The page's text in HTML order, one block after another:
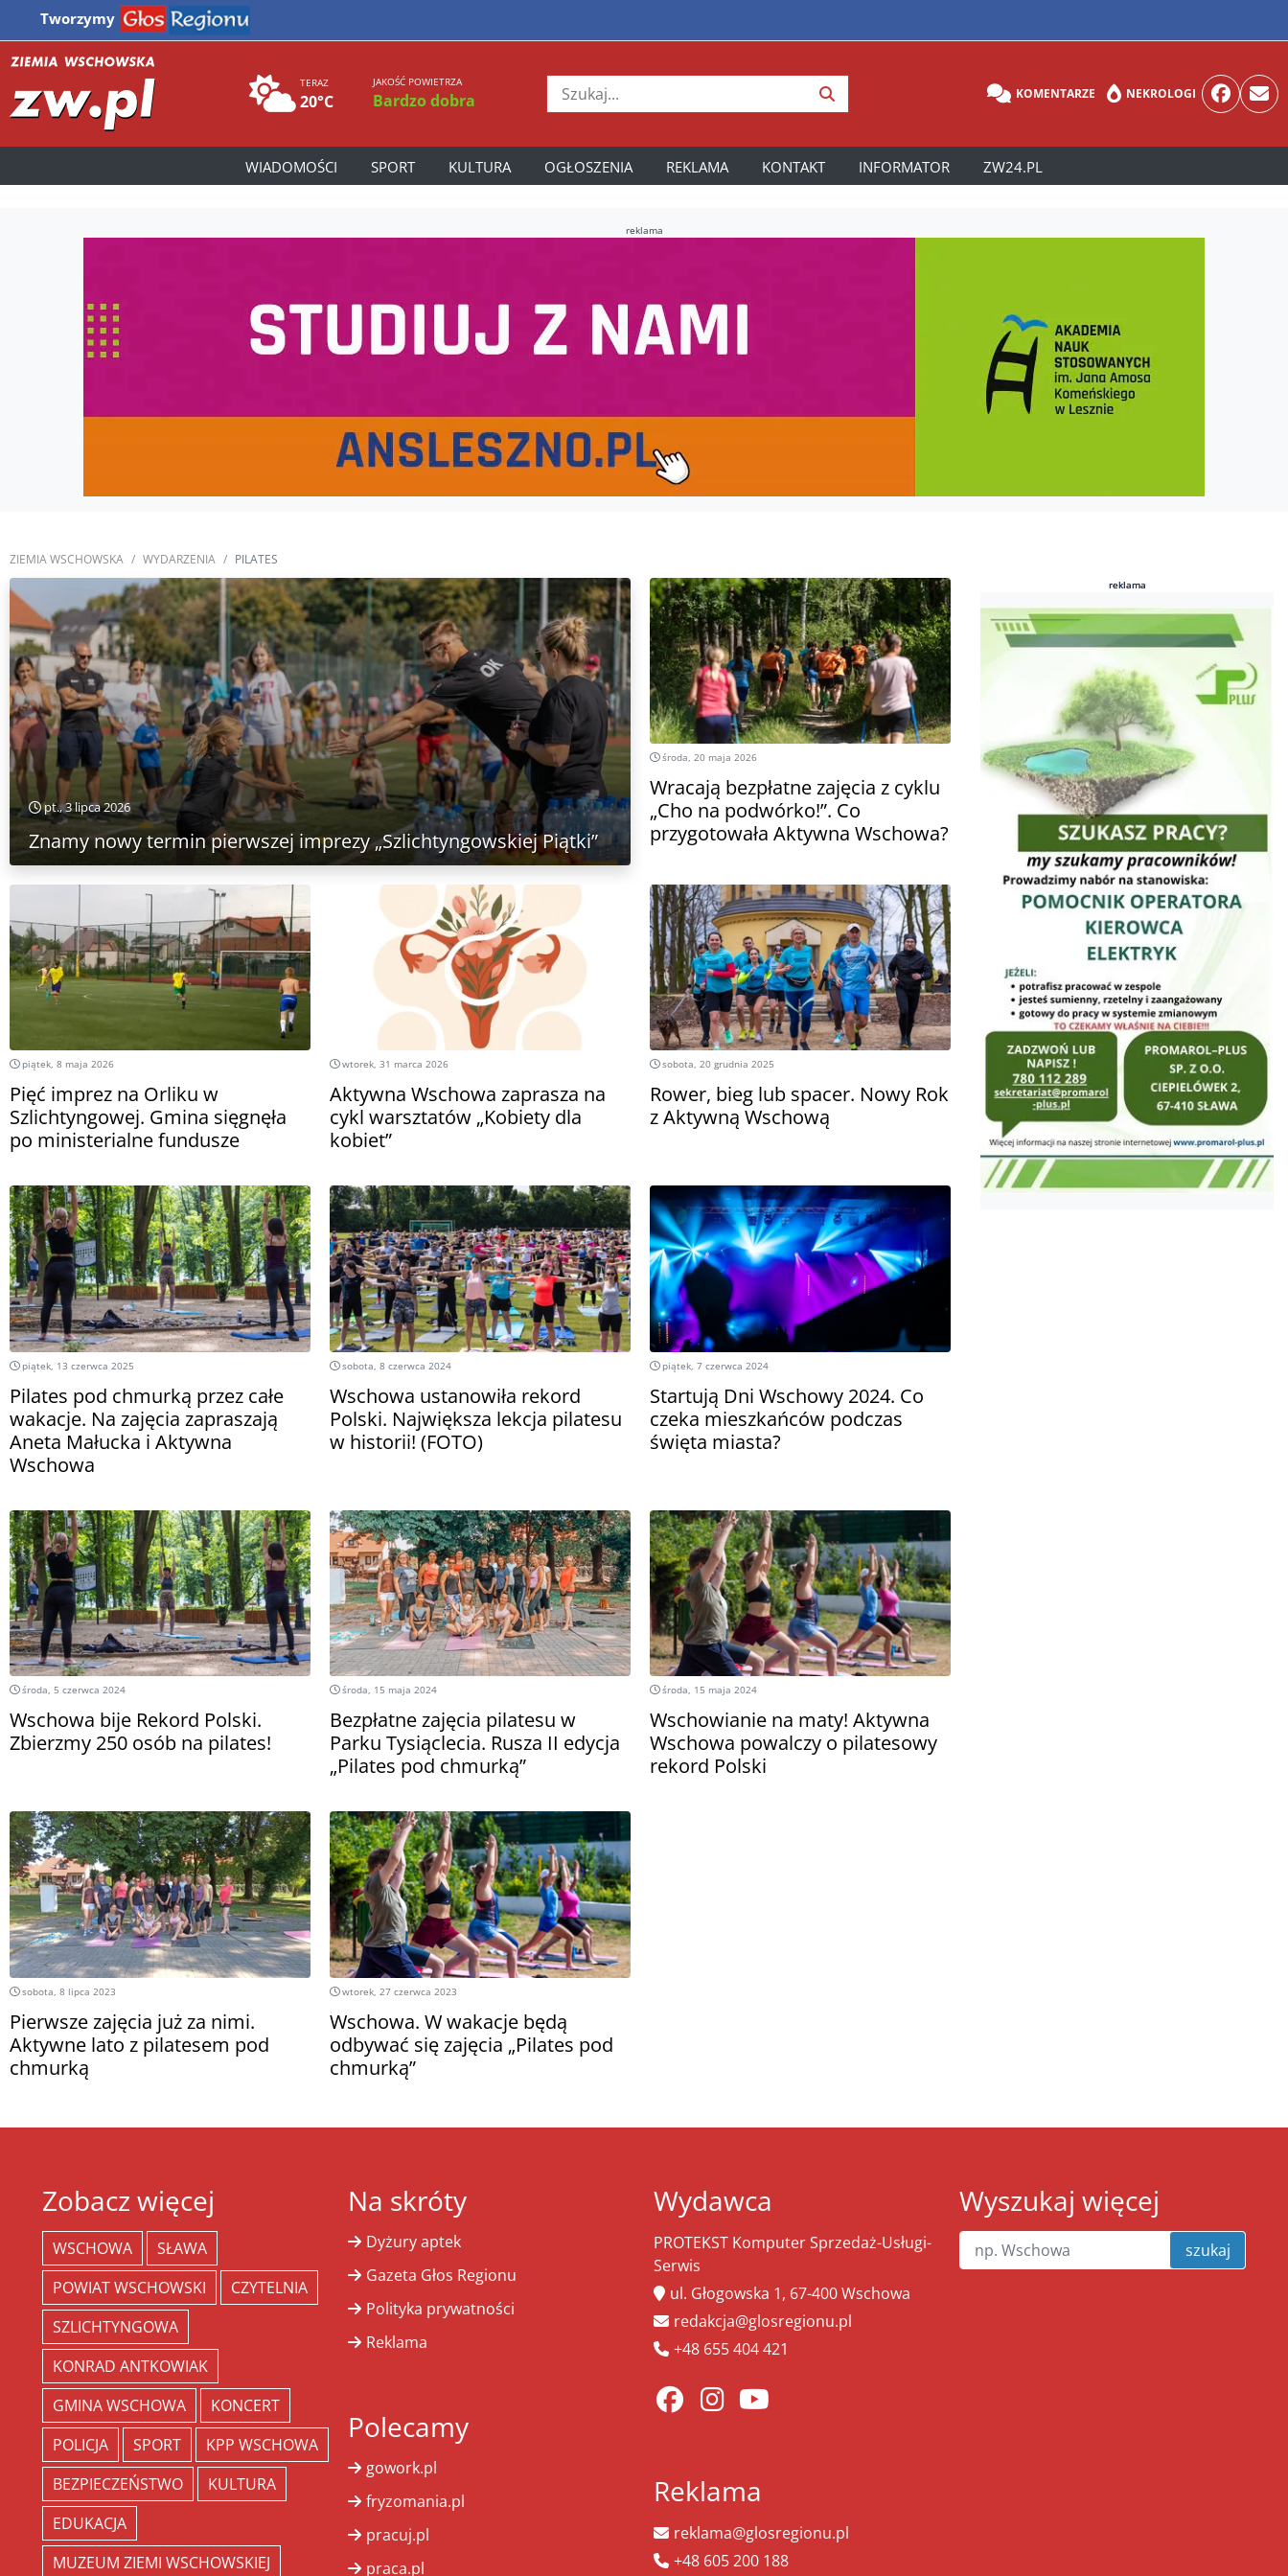
Tworzymy
TERAZ
20°C
JAKOŚĆ POWIETRZA
Bardzo dobra KOMENTARZE NEKROLOGI
WIADOMOŚCI SPORT KULTURA OGŁOSZENIA REKLAMA KONTAKT INFORMATOR ZW24.PL
reklama
ZIEMIA WSCHOWSKA WYDARZENIA PILATES
pt., 3 lipca 2026
Znamy nowy termin pierwszej imprezy „Szlichtyngowskiej Piątki”
środa, 20 maja 2026
Wracają bezpłatne zajęcia z cyklu
„Cho na podwórko!”. Co
przygotowała Aktywna Wschowa?
piątek, 8 maja 2026
Pięć imprez na Orliku w
Szlichtyngowej. Gmina sięgnęła
po ministerialne fundusze
wtorek, 31 marca 2026
Aktywna Wschowa zaprasza na
cykl warsztatów „Kobiety dla
kobiet”
sobota, 20 grudnia 2025
Rower, bieg lub spacer. Nowy Rok
z Aktywną Wschową
piątek, 13 czerwca 2025
Pilates pod chmurką przez całe
wakacje. Na zajęcia zapraszają
Aneta Małucka i Aktywna
Wschowa
sobota, 8 czerwca 2024
Wschowa ustanowiła rekord
Polski. Największa lekcja pilatesu
w historii! (FOTO)
piątek, 7 czerwca 2024
Startują Dni Wschowy 2024. Co
czeka mieszkańców podczas
święta miasta?
środa, 5 czerwca 2024
Wschowa bije Rekord Polski.
Zbierzmy 250 osób na pilates!
środa, 15 maja 2024
Bezpłatne zajęcia pilatesu w
Parku Tysiąclecia. Rusza II edycja
„Pilates pod chmurką”
środa, 15 maja 2024
Wschowianie na maty! Aktywna
Wschowa powalczy o pilatesowy
rekord Polski
sobota, 8 lipca 2023
Pierwsze zajęcia już za nimi.
Aktywne lato z pilatesem pod
chmurką
wtorek, 27 czerwca 2023
Wschowa. W wakacje będą
odbywać się zajęcia „Pilates pod
chmurką”
reklama
reklama
Zobacz więcej
WSCHOWA
SŁAWA
POWIAT WSCHOWSKI
CZYTELNIA
SZLICHTYNGOWA
KONRAD ANTKOWIAK
GMINA WSCHOWA
KONCERT
POLICJA
SPORT
KPP WSCHOWA
BEZPIECZEŃSTWO
KULTURA
EDUKACJA
MUZEUM ZIEMI WSCHOWSKIEJ
Na skróty
Dyżury aptek
Gazeta Głos Regionu
Polityka prywatności
Reklama
Polecamy
gowork.pl
fryzomania.pl
pracuj.pl
praca.pl
Wydawca
PROTEKST Komputer Sprzedaż-Usługi-
Serwis
ul. Głogowska 1, 67-400 Wschowa
redakcja@glosregionu.pl
+48 655 404 421
Reklama
reklama@glosregionu.pl
+48 605 200 188
Wyszukaj więcej
szukaj